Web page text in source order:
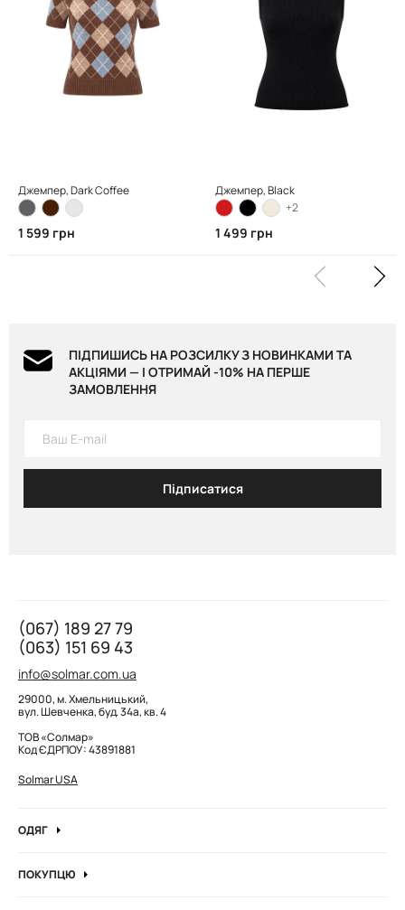
Джемпер, Dark Coffee
1 599 грн
Джемпер, Black
+2
1 499 грн
ПІДПИШИСЬ НА РОЗСИЛКУ З НОВИНКАМИ ТА
АКЦІЯМИ — І ОТРИМАЙ -10% НА ПЕРШЕ
ЗАМОВЛЕННЯ
Підписатися
(067) 189 27 79
(063) 151 69 43
info@solmar.com.ua
29000, м. Хмельницький,
вул. Шевченка, буд. 34а, кв. 4
ТОВ «Солмар»
Код ЄДРПОУ: 43891881
Solmar USA
ОДЯГ
Кофти та джемпера
ПОКУПЦЮ